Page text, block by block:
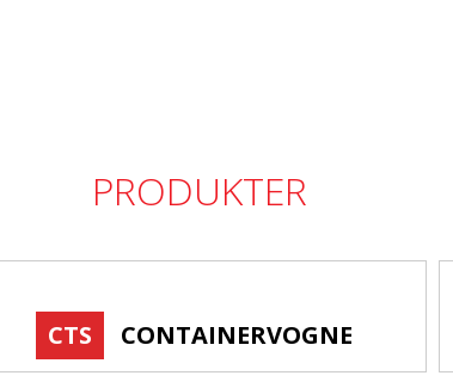
PRODUKTER
CTS CONTAINERVOGNE